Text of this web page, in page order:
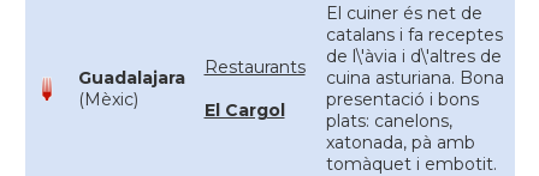
Guadalajara
(Mèxic)
Restaurants
El Cargol
El cuiner és net de
catalans i fa receptes
de l\'àvia i d\'altres de
cuina asturiana. Bona
presentació i bons
plats: canelons,
xatonada, pà amb
tomàquet i embotit.